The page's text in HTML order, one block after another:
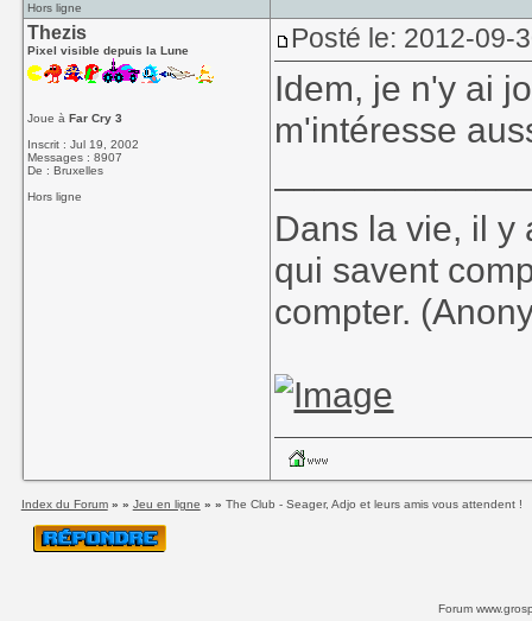
Hors ligne
Thezis
Pixel visible depuis la Lune
Joue àFar Cry 3
Inscrit : Jul 19, 2002
Messages : 8907
De : Bruxelles
Hors ligne
Posté le: 2012-09-
Idem, je n'y ai
m'intéresse
Dans la vie, il y
qui savent
compter.
Index du Forum» » Jeu en ligne » » The Club - Seager, Adjo et leurs amis vous attendent !
Forum